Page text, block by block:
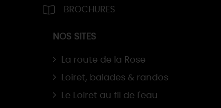
BROCHURES
NOS SITES
La route de la Rose
Loiret, balades & randos
Le Loiret au fil de l'eau